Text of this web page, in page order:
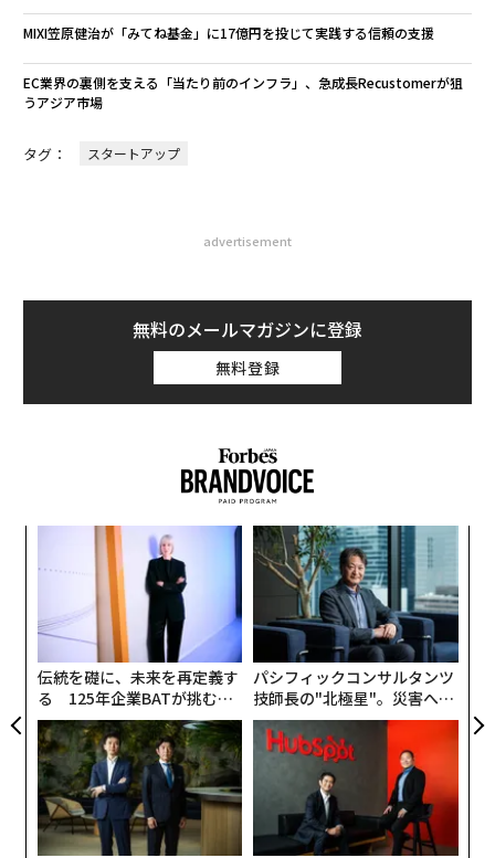
MIXI笠原健治が「みてね基金」に17億円を投じて実践する信頼の支援
EC業界の裏側を支える「当たり前のインフラ」、急成長Recustomerが狙
うアジア市場
タグ： スタートアップ
advertisement
無料のメールマガジンに登録
無料登録
伝統を礎に、未来を再定義す
る 125年企業BATが挑むス
モークレスな未来
パシフィックコンサルタンツ
技師長の"北極星"。災害への
無力感を乗り越え見つけた、
防災一筋20年の答え